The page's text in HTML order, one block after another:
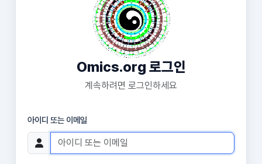
Omics.org 로그인
계속하려면 로그인하세요
아이디 또는 이메일